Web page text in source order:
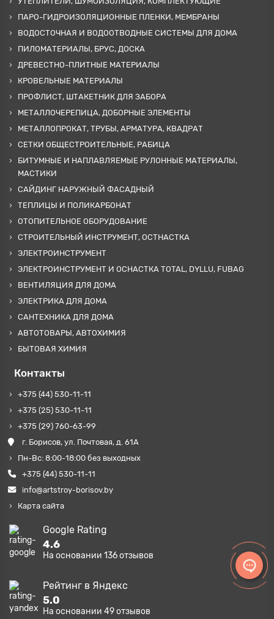
ПАРО-ГИДРОИЗОЛЯЦИОННЫЕ ПЛЕНКИ, МЕМБРАНЫ
ВОДОСТОЧНАЯ И ВОДООТВОДНЫЕ СИСТЕМЫ ДЛЯ ДОМА
ПИЛОМАТЕРИАЛЫ, БРУС, ДОСКА
ДРЕВЕСТНО-ПЛИТНЫЕ МАТЕРИАЛЫ
КРОВЕЛЬНЫЕ МАТЕРИАЛЫ
ПРОФЛИСТ, ШТАКЕТНИК ДЛЯ ЗАБОРА
МЕТАЛЛОЧЕРЕПИЦА, ДОБОРНЫЕ ЭЛЕМЕНТЫ
МЕТАЛЛОПРОКАТ, ТРУБЫ, АРМАТУРА, КВАДРАТ
СЕТКИ ОБЩЕСТРОИТЕЛЬНЫЕ, РАБИЦА
БИТУМНЫЕ И НАПЛАВЛЯЕМЫЕ РУЛОННЫЕ МАТЕРИАЛЫ,
МАСТИКИ
САЙДИНГ НАРУЖНЫЙ ФАСАДНЫЙ
ТЕПЛИЦЫ И ПОЛИКАРБОНАТ
ОТОПИТЕЛЬНОЕ ОБОРУДОВАНИЕ
СТРОИТЕЛЬНЫЙ ИНСТРУМЕНТ, ОСТНАСТКА
ЭЛЕКТРОИНСТРУМЕНТ
ЭЛЕКТРОИНСТРУМЕНТ И ОСНАСТКА TOTAL, DYLLU, FUBAG
ВЕНТИЛЯЦИЯ ДЛЯ ДОМА
ЭЛЕКТРИКА ДЛЯ ДОМА
САНТЕХНИКА ДЛЯ ДОМА
АВТОТОВАРЫ, АВТОХИМИЯ
БЫТОВАЯ ХИМИЯ
Контакты
+375 (44) 530-11-11
+375 (25) 530-11-11
+375 (29) 760-63-99
г. Борисов, ул. Почтовая, д. 61А
Пн-Вс: 8:00-18:00 без выходных
+375 (44) 530-11-11
info@artstroy-borisov.by
Карта сайта
Google Rating
4.6
На основании 136отзывов
Рейтинг в Яндекс
5.0
На основании 49отзывов